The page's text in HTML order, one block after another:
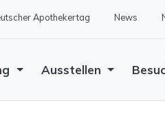
Apothekertag News
Ausstellen